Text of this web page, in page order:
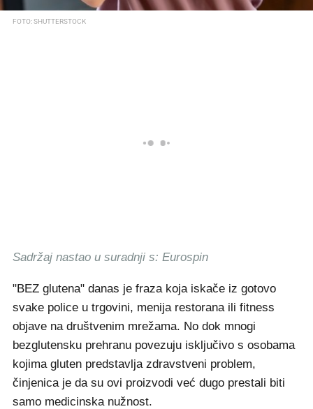
FOTO: SHUTTERSTOCK
Sadržaj nastao u suradnji s: Eurospin
"BEZ glutena" danas je fraza koja iskače iz gotovo
svake police u trgovini, menija restorana ili fitness
objave na društvenim mrežama. No dok mnogi
bezglutensku prehranu povezuju isključivo s osobama
kojima gluten predstavlja zdravstveni problem,
činjenica je da su ovi proizvodi već dugo prestali biti
samo medicinska nužnost.